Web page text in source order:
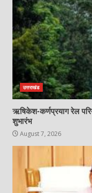
उत्तराखंड
ऋषिकेश-कर्णप्रयाग रेल
शुभारंभ
August 7, 2026